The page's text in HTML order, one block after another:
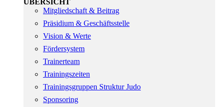
Mitgliedschaft & Beitrag
Präsidium & Geschäftsstelle
Vision & Werte
Fördersystem
Trainerteam
Trainingszeiten
Trainingsgruppen Struktur Judo
Sponsoring